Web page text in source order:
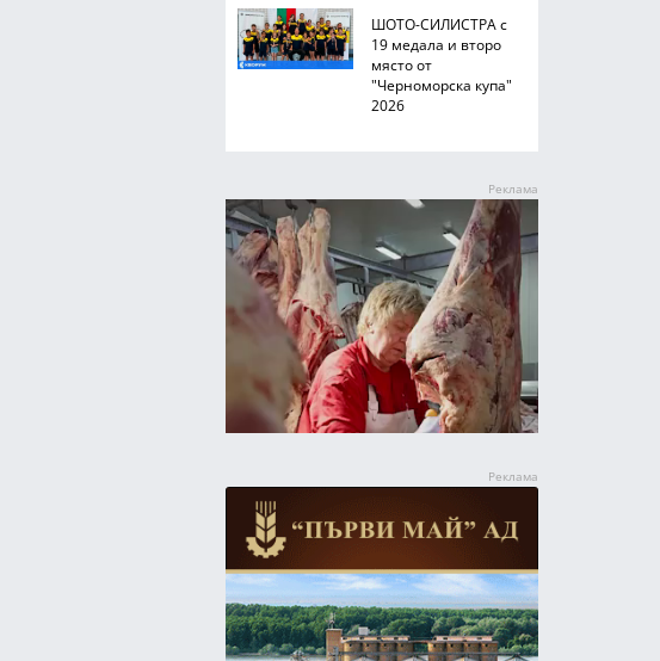
ШОТО-СИЛИСТРА с
19 медала и второ
място от
"Черноморска купа"
2026